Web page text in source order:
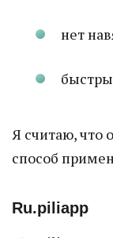
нет
Я считаю, что
способ
Ru.piliapp